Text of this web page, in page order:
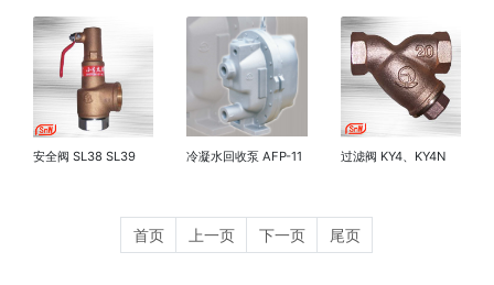
安全阀 SL38 SL39
冷凝水回收泵 AFP-11
过滤阀 KY4、KY4N
首页 上一页 下一页 尾页